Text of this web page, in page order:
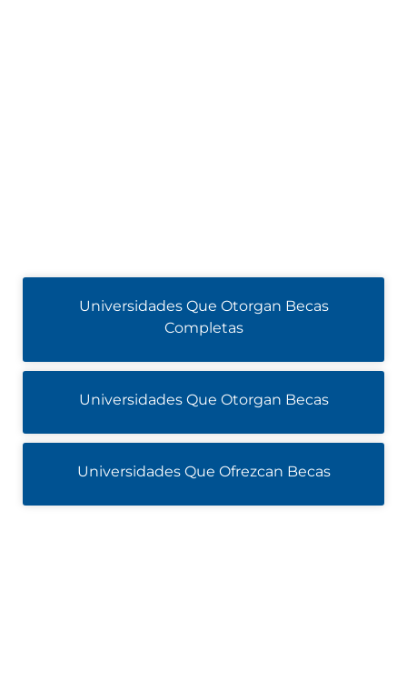
Universidades Que Otorgan Becas
Completas
Universidades Que Otorgan Becas
Universidades Que Ofrezcan Becas